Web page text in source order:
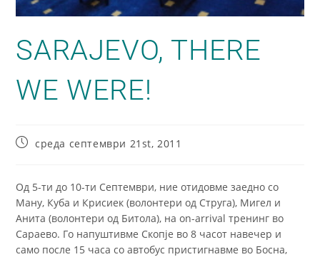
SARAJEVO, THERE
WE WERE!
среда септември 21st, 2011
Од 5-ти до 10-ти Септември, ние отидовме заедно со
Ману, Куба и Крисиек (волонтери од Струга), Мигел и
Анита (волонтери од Битола), на on-arrival тренинг во
Сараево. Го напуштивме Скопје во 8 часот навечер и
само после 15 часа со автобус пристигнавме во Босна,